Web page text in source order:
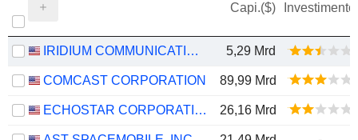
Capi.($) Investimento
IRIDIUM COMMUNICATIONS INC. 5,29 Mrd
COMCAST CORPORATION 89,99 Mrd
ECHOSTAR CORPORATION 26,16 Mrd